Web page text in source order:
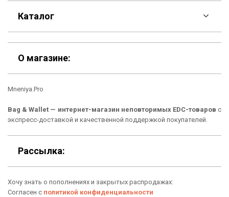
F.A.Q
Контакты
Шоурум
Материалы
Подарочные сертификаты
О нас
Отзывы о Bag & Wallet
Каталог
Скидки
Кошельки
Сумки
Новинки
О магазине:
Mneniya.Pro
Bag & Wallet — интернет-магазин неповторимых EDC-товаров с
экспресс-доставкой и качественной поддержкой покупателей.
Рассылка:
Хочу знать о пополнениях и закрытых распродажах:
Согласен с политикой конфиденциальности